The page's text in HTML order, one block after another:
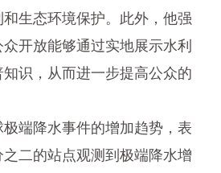
生态环境保护。此外，他强
开放能够通过实地展示水利
识，从而进一步提高公众的
端降水事件的增加趋势，表
二的站点观测到极端降水增